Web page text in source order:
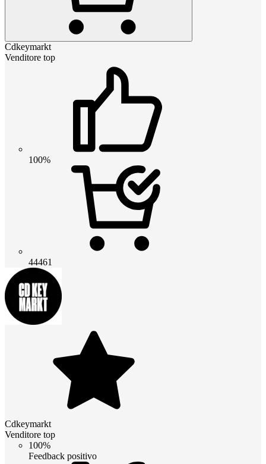
Cdkeymarkt
Venditore top
100%
44461
Cdkeymarkt
Venditore top
100%
Feedback positivo